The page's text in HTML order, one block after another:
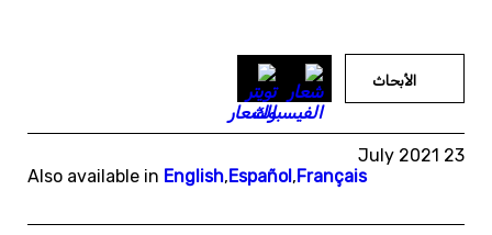
الأبحاث
23 July 2021
Also available in English,Español,Français